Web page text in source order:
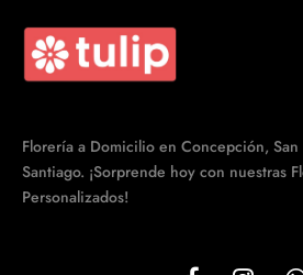
Florería a Domicilio en Concepción, San
Santiago. ¡Sorprende hoy con nuestras
Personalizados!